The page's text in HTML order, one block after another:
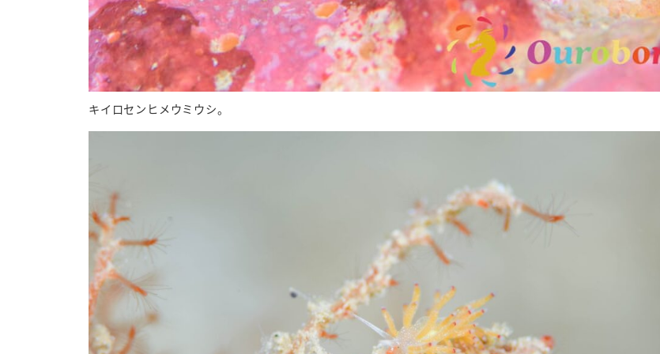
キイロセンヒメウミウシ。